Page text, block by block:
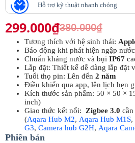
Hỗ trợ kỹ thuật nhanh chóng
380.000₫
299.000₫
Tương thích với hệ sinh thái:
Báo động khi phát hiện ngập
Chuẩn kháng nước và bụi IP67
Lắp đặt: Thiết kế dễ dàng lắp đặt
Tuổi thọ pin: Lên đến 2 năm
Điều khiển qua app, lên lịch hẹn
Kích thước sản phẩm: 50 × 50 ×
inch)
Giao thức kết nối: Zigbee 3.0
(Aqara Hub M2, Aqara Hub M1S,
G3, Camera hub G2H, Aqara
Phiên bản